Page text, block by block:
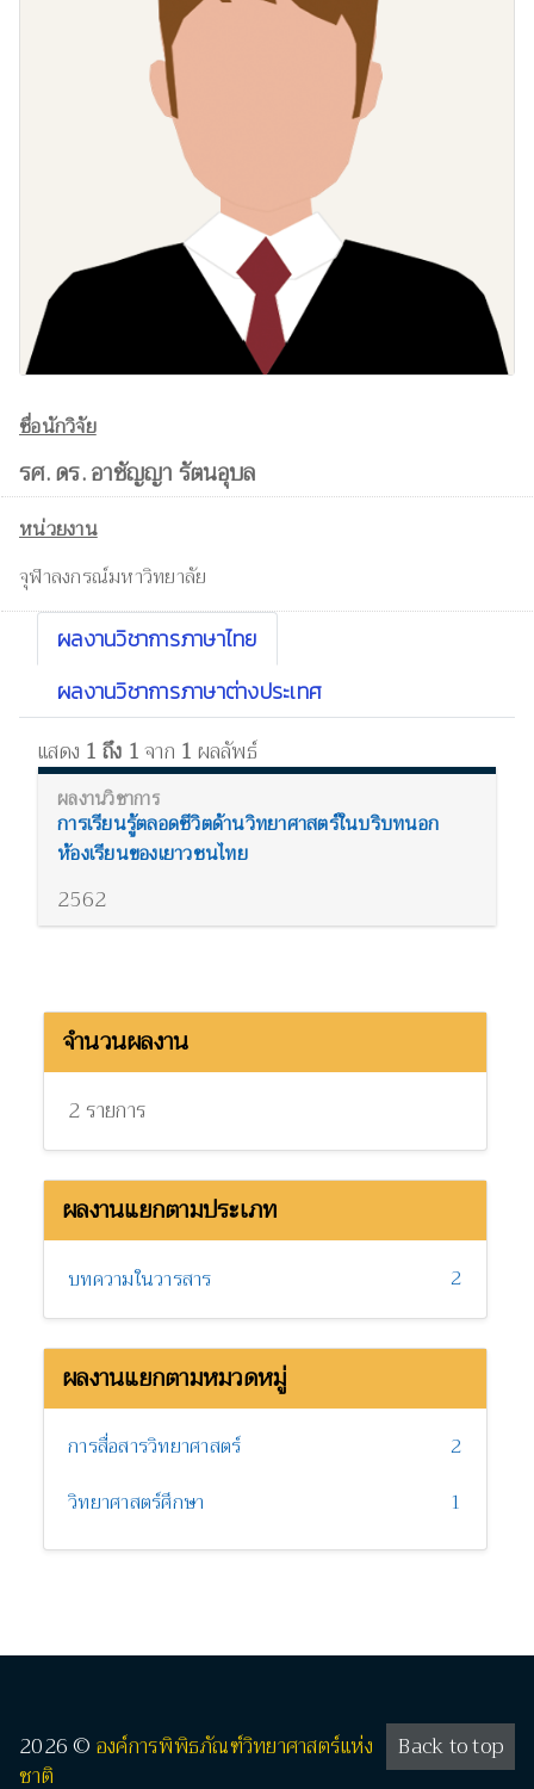
ชื่อนักวิจัย
รศ. ดร. อาชัญญา รัตนอุบล
หน่วยงาน
จุฬาลงกรณ์มหาวิทยาลัย
ผลงานวิชาการภาษาไทย
ผลงานวิชาการภาษาต่างประเทศ
แสดง 1 ถึง 1จาก 1 ผลลัพธ์
การเรียนรู้ตลอดชีวิตด้านวิทยาศาสตร์ในบริบทนอก
ห้องเรียนของเยาวชนไทย
2562
จำนวนผลงาน
2 รายการ
ผลงานแยกตามประเภท
บทความในวารสาร 2
ผลงานแยกตามหมวดหมู่
การสื่อสารวิทยาศาสตร์
2
วิทยาศาสตร์ศึกษา
1
Back to top
2026 © องค์การพิพิธภัณฑ์วิทยาศาสตร์แห่ง
ชาติ